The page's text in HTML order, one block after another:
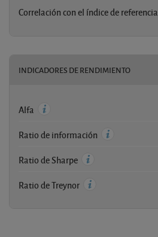
Correlación con el índice de referencia
INDICADORES DE RENDIMIENTO
Alfa
Ratio de información
Ratio de Sharpe
Ratio de Treynor